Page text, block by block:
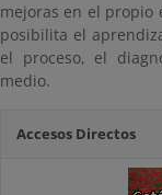
mejoras en el propio
posibilita el
el proceso, el
medio.
Accesos Directos